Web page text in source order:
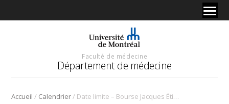
Faculté de médecine
Département de médecine
Accueil / Calendrier/ Date limite – Bourse Jacques Étienne Des Marchais 2023